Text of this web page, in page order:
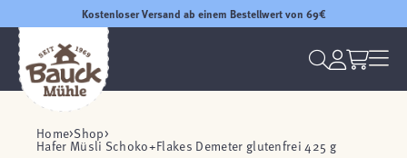
Kostenloser Versand ab einem Bestellwert von 69€
Home Shop
Hafer Müsli Schoko+Flakes Demeter glutenfrei 425 g